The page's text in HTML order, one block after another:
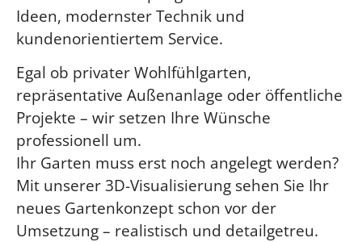
Ideen, modernster Technik und
kundenorientiertem Service.
Egal ob privater Wohlfühlgarten,
repräsentative Außenanlage oder öffentliche
Projekte – wir setzen Ihre Wünsche
professionell um.
Ihr Garten muss erst noch angelegt werden?
Mit unserer 3D-Visualisierung sehen Sie Ihr
neues Gartenkonzept schon vor der
Umsetzung – realistisch und detailgetreu.